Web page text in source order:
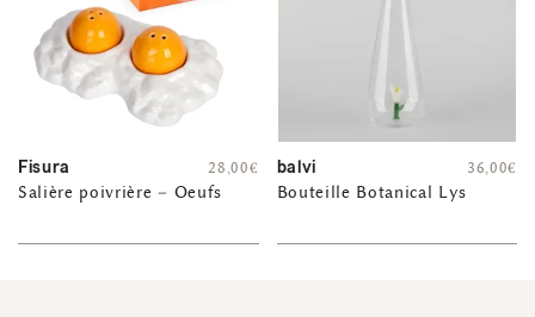
Fisura
Salière poivrière – Oeufs
28,00€ balvi
Bouteille Botanical Lys
36,00€